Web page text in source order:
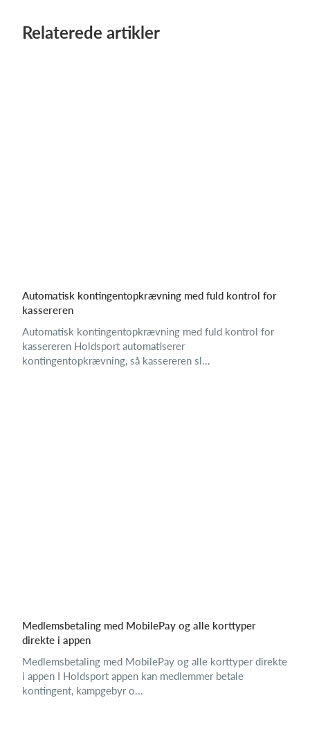
Relaterede artikler
Automatisk kontingentopkrævning med fuld kontrol for
kassereren
Automatisk kontingentopkrævning med fuld kontrol for
kassereren Holdsport automatiserer
kontingentopkrævning, så kassereren sl...
Medlemsbetaling med MobilePay og alle korttyper
direkte i appen
Medlemsbetaling med MobilePay og alle korttyper direkte
i appen I Holdsport appen kan medlemmer betale
kontingent, kampgebyr o...